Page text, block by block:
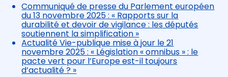
Communiqué de presse du Parlement européen
du 13 novembre 2025 : « Rapports sur la
durabilité et devoir de vigilance : les députés
soutiennent la simplification »
Actualité Vie-publique mise à jour le 21
novembre 2025 : « Législation « omnibus » : le
pacte vert pour l’Europe est-il toujours
d’actualité ? »